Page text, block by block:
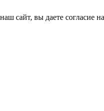
сайт, вы даете согласие